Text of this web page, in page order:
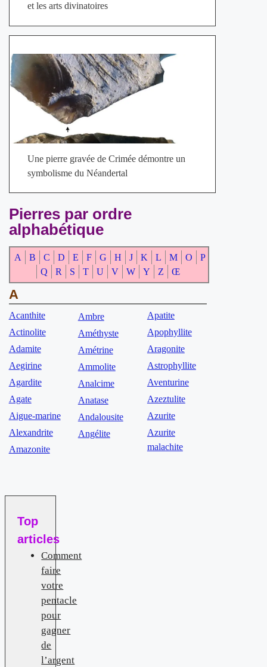
et les arts divinatoires
Une pierre gravée de Crimée démontre un
symbolisme du Néandertal
Pierres par ordre
alphabétique
A B C D E F G H J K L M O
P
Q
R S T U V W Y Z Œ
A
Acanthite
Actinolite
Adamite
Aegirine
Agardite
Agate
Aigue-marine
Alexandrite
Amazonite
Ambre
Améthyste
Amétrine
Ammolite
Analcime
Anatase
Andalousite
Angélite
Apatite
Apophyllite
Aragonite
Astrophyllite
Aventurine
Azeztulite
Azurite
Azurite
malachite
Top
articles
Comment
faire
votre
pentacle
pour
gagner
de
l’argent